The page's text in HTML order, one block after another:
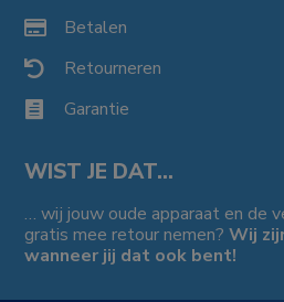
 Betalen
 Retourneren
 Garantie
WIST JE DAT…
… wij jouw oude apparaat en de
gratis mee retour nemen?Wij
wanneer jij dat ook bent!